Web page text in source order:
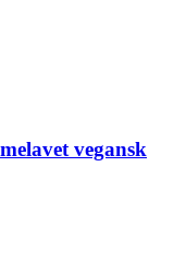
vegansk